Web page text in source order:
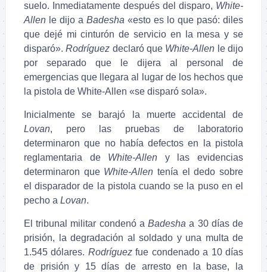
suelo. Inmediatamente después del disparo, White-
Allen le dijo a Badesha «esto es lo que pasó: diles
que dejé mi cinturón de servicio en la mesa y se
disparó».Rodríguez declaró que White-Allen le dijo
por separado que le dijera al personal de
emergencias que llegara al lugar de los hechos que
la pistola de White-Allen «se disparó sola».
Inicialmente se barajó la muerte accidental de
Lovan, pero las pruebas de laboratorio
determinaron que no había defectos en la pistola
reglamentaria de White-Allen y las evidencias
determinaron que White-Allen tenía el dedo sobre
el disparador de la pistola cuando se la puso en el
pecho a Lovan.
El tribunal militar condenó aBadesha a 30 días de
prisión, la degradación al soldado y una multa de
1.545 dólares. Rodríguezfue condenado a 10 días
de prisión y 15 días de arresto en la base, la